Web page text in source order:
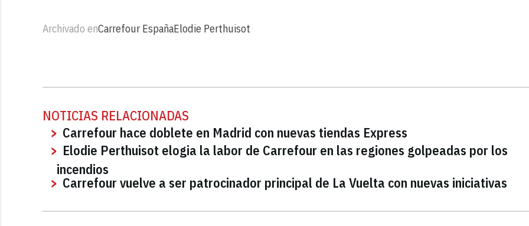
Archivado enCarrefour EspañaElodie Perthuisot
NOTICIAS RELACIONADAS
Carrefour hace doblete en Madrid con nuevas tiendas Express
Elodie Perthuisot elogia la labor de Carrefour en las regiones golpeadas por los
incendios
Carrefour vuelve a ser patrocinador principal de La Vuelta con nuevas iniciativas